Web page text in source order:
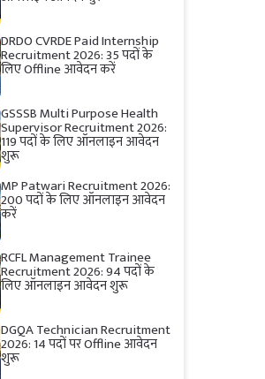
DRDO CVRDE Paid Internship
Recruitment 2026: 35 पदों के
लिए Offline आवेदन करें
GSSSB Multi Purpose Health
Supervisor Recruitment 2026:
119 पदों के लिए ऑनलाइन आवेदन
शुरू
MP Patwari Recruitment 2026:
200 पदों के लिए ऑनलाइन आवेदन
करें
RCFL Management Trainee
Recruitment 2026: 94 पदों के
लिए ऑनलाइन आवेदन शुरू
DGQA Technician Recruitment
2026: 14 पदों पर Offline आवेदन
शुरू